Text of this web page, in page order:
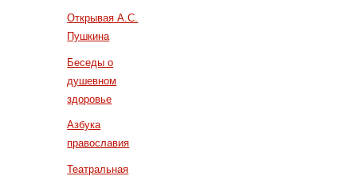
Открывая А.С.
Пушкина
Беседы о
душевном
здоровье
Азбука
православия
Театральная